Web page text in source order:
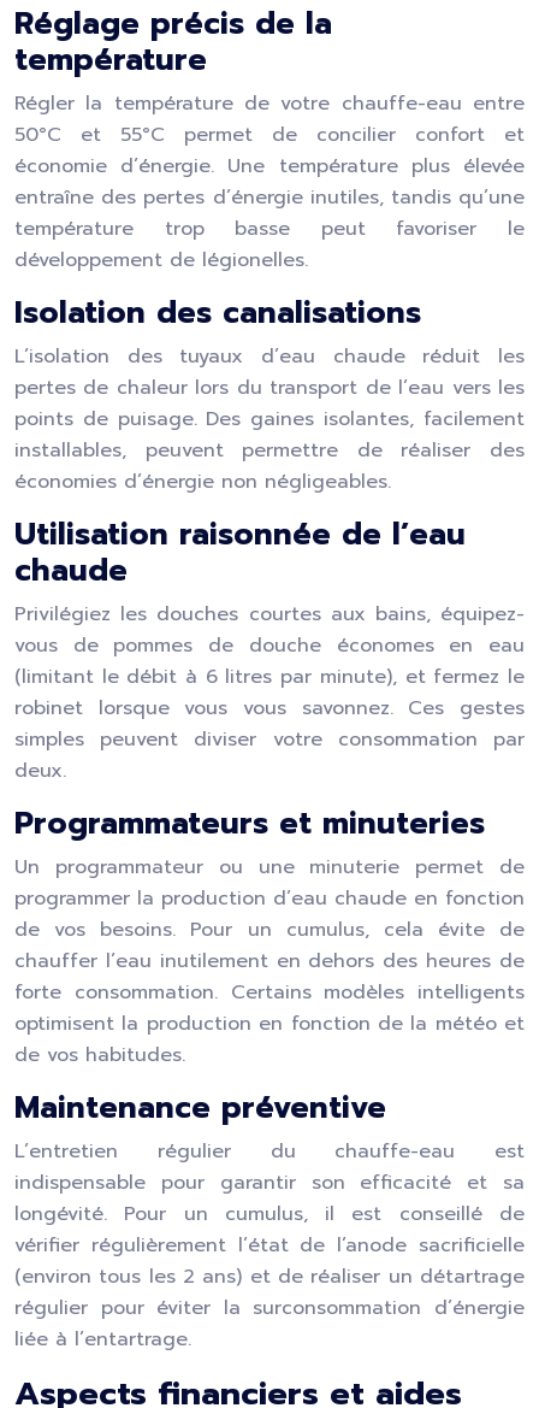
Réglage précis de la
température
Régler la température de votre chauffe-eau entre
50°C et 55°C permet de concilier confort et
économie d’énergie. Une température plus élevée
entraîne des pertes d’énergie inutiles, tandis qu’une
température trop basse peut favoriser le
développement de légionelles.
Isolation des canalisations
L’isolation des tuyaux d’eau chaude réduit les
pertes de chaleur lors du transport de l’eau vers les
points de puisage. Des gaines isolantes, facilement
installables, peuvent permettre de réaliser des
économies d’énergie non négligeables.
Utilisation raisonnée de l’eau
chaude
Privilégiez les douches courtes aux bains, équipez-
vous de pommes de douche économes en eau
(limitant le débit à 6 litres par minute), et fermez le
robinet lorsque vous vous savonnez. Ces gestes
simples peuvent diviser votre consommation par
deux.
Programmateurs et minuteries
Un programmateur ou une minuterie permet de
programmer la production d’eau chaude en fonction
de vos besoins. Pour un cumulus, cela évite de
chauffer l’eau inutilement en dehors des heures de
forte consommation. Certains modèles intelligents
optimisent la production en fonction de la météo et
de vos habitudes.
Maintenance préventive
L’entretien régulier du chauffe-eau est
indispensable pour garantir son efficacité et sa
longévité. Pour un cumulus, il est conseillé de
vérifier régulièrement l’état de l’anode sacrificielle
(environ tous les 2 ans) et de réaliser un détartrage
régulier pour éviter la surconsommation d’énergie
liée à l’entartrage.
Aspects financiers et aides